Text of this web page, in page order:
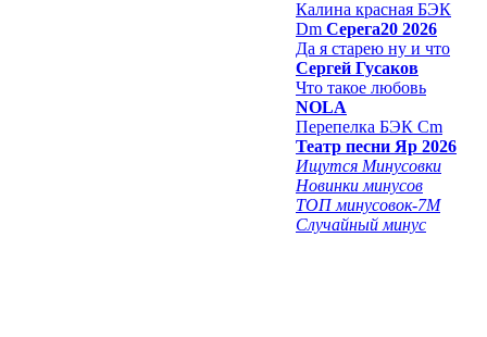
Калина красная БЭК
Dm Серега20 2026
Да я старею ну и что
Сергей Гусаков
Что такое любовь
NOLA
Перепелка БЭК Cm
Театр песни Яр 2026
Ищутся Минусовки
Новинки минусов
ТОП минусовок-7M
Случайный минус